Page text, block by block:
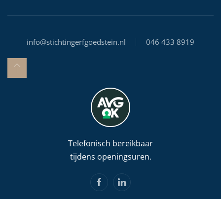
info@stichtingerfgoedstein.nl 046 433 8919
Telefonisch bereikbaar
tijdens openingsuren.